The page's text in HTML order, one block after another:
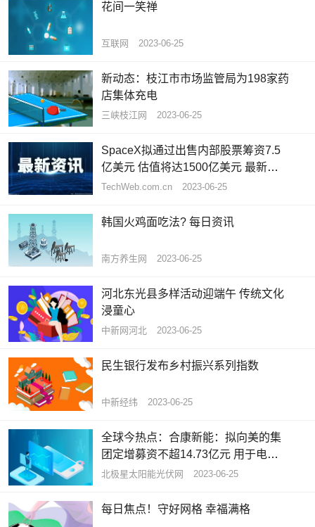
花间一笑禅
互联网 2023-06-25
新动态：枝江市市场监管局为198家药
店集体充电
三峡枝江网 2023-06-25
SpaceX拟通过出售内部股票筹资7.5
亿美元 估值将达1500亿美元 最新快
讯
TechWeb.com.cn 2023-06-25
韩国火鸡面吃法? 每日资讯
南方养生网 2023-06-25
河北东光县多样活动迎端午 传统文化
浸童心
中新网河北 2023-06-25
民生银行发布乡村振兴系列指数
中新经纬 2023-06-25
全球今热点：合康新能：拟向美的集
团定增募资不超14.73亿元 用于电气
设备、光伏等项目建设
北极星太阳能光伏网 2023-06-25
每日焦点！守好网格 幸福满格